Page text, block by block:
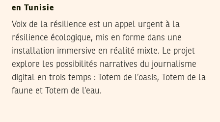
en Tunisie
Voix de la résilience est un appel urgent à la
résilience écologique, mis en forme dans une
installation immersive en réalité mixte. Le projet
explore les possibilités narratives du journalisme
digital en trois temps : Totem de l’oasis, Totem de la
faune et Totem de l’eau.